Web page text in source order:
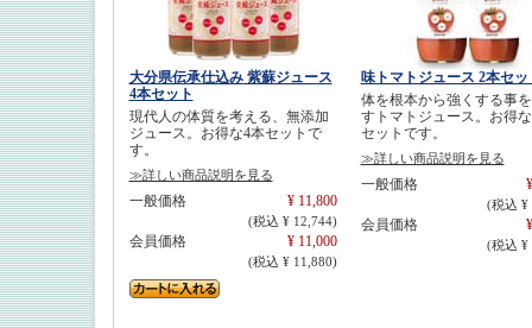
大分県伝承仕込み 紫蘇ジュース
4本セット
現代人の体質を考える、無添加
ジュース。お得な4本セットで
す。
≫詳しい商品説明を見る
一般価格 ¥ 11,800
(税込 ¥ 12,744)
会員価格 ¥ 11,000
(税込 ¥ 11,880)
味トマトジュース 2本セッ
体を根本から強くする事
すトマトジュース。お得
セットです。
≫詳しい商品説明を見る
一般価格
(税込 ¥
会員価格
(税込 ¥